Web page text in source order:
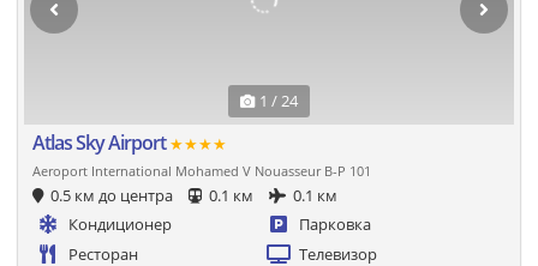
1 / 24
Atlas Sky Airport★★★★
Aeroport International Mohamed V Nouasseur B-P 101
0.5 км до центра 0.1 км
0.1 км
Кондиционер
Парковка
Ресторан
Телевизор